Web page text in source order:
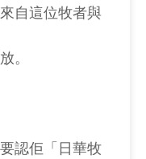
自這位牧者與
。
認佢「日華牧